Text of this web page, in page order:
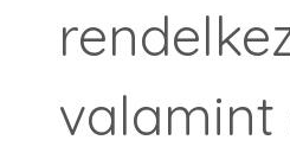
valamint